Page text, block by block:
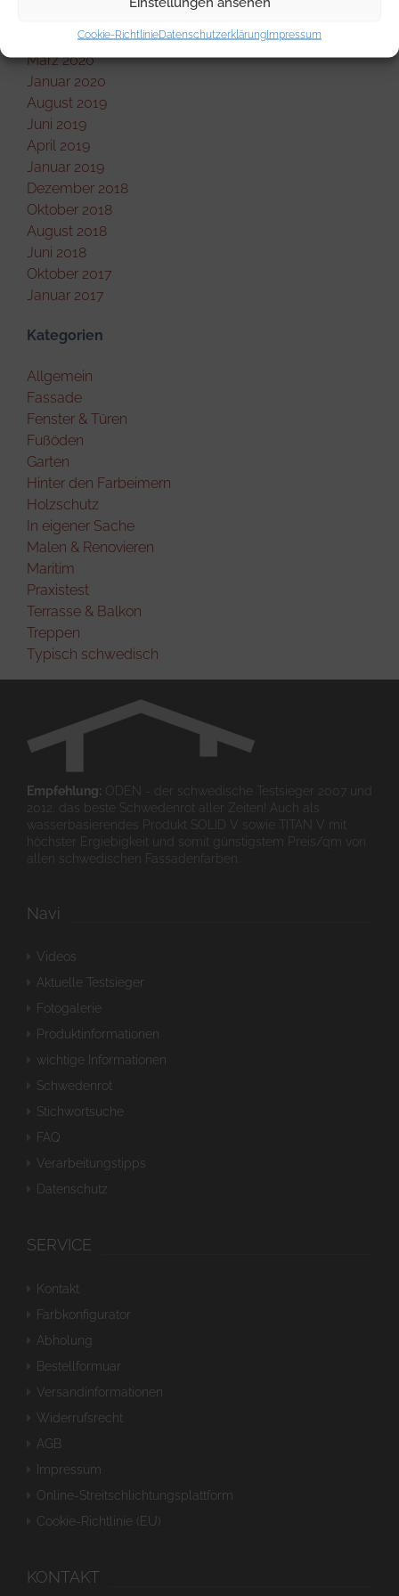
Cookie-RichtlinieDatenschutzerklärungImpressum
Mai 2020
März 2020
Januar 2020
August 2019
Juni 2019
April 2019
Januar 2019
Dezember 2018
Oktober 2018
August 2018
Juni 2018
Oktober 2017
Januar 2017
Kategorien
Allgemein
Fassade
Fenster & Türen
Fußöden
Garten
Hinter den Farbeimern
Holzschutz
In eigener Sache
Malen & Renovieren
Maritim
Praxistest
Terrasse & Balkon
Treppen
Typisch schwedisch
Empfehlung: ODEN - der schwedische Testsieger 2007 und
2012, das beste Schwedenrot aller Zeiten! Auch als
wasserbasierendes Produkt SOLID V sowie TITAN V mit
höchster Ergiebigkeit und somit günstigstem Preis/qm von
allen schwedischen Fassadenfarben.
Navi
Videos
Aktuelle Testsieger
Fotogalerie
Produktinformationen
wichtige Informationen
Schwedenrot
Stichwortsuche
FAQ
Verarbeitungstipps
Datenschutz
SERVICE
Kontakt
Farbkonfigurator
Abholung
Bestellformuar
Versandinformationen
Widerrufsrecht
AGB
Impressum
Online-Streitschlichtungsplattform
Cookie-Richtlinie (EU)
KONTAKT